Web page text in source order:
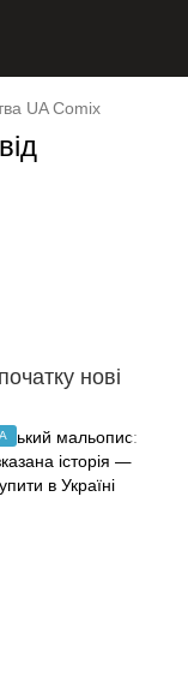
UA Comix
нові